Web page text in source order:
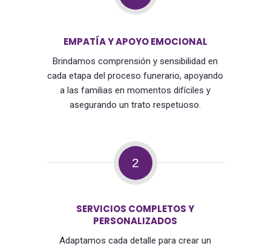
EMPATÍA Y APOYO EMOCIONAL
Brindamos comprensión y sensibilidad en
cada etapa del proceso funerario, apoyando
a las familias en momentos difíciles y
asegurando un trato respetuoso.
2
SERVICIOS COMPLETOS Y
PERSONALIZADOS
Adaptamos cada detalle para crear un